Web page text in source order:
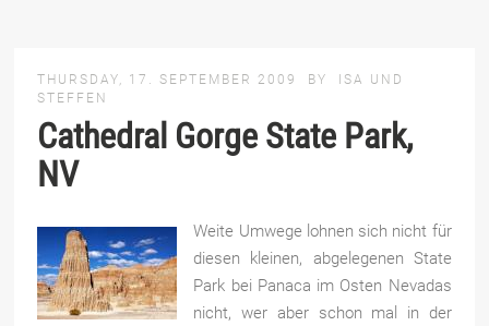
THURSDAY, 17. SEPTEMBER 2009 BY
ISA UND
STEFFEN
Cathedral Gorge State Park,
NV
Weite Umwege lohnen sich nicht für
diesen kleinen, abgelegenen State
Park bei Panaca im Osten Nevadas
nicht, wer aber schon mal in der